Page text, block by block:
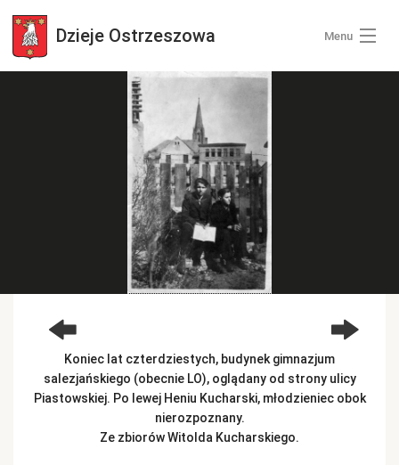
Dzieje Ostrzeszowa Menu
Koniec lat czterdziestych, budynek gimnazjum
salezjańskiego (obecnie LO), oglądany od strony ulicy
Piastowskiej. Po lewej Heniu Kucharski, młodzieniec obok
nierozpoznany.
Ze zbiorów Witolda Kucharskiego.